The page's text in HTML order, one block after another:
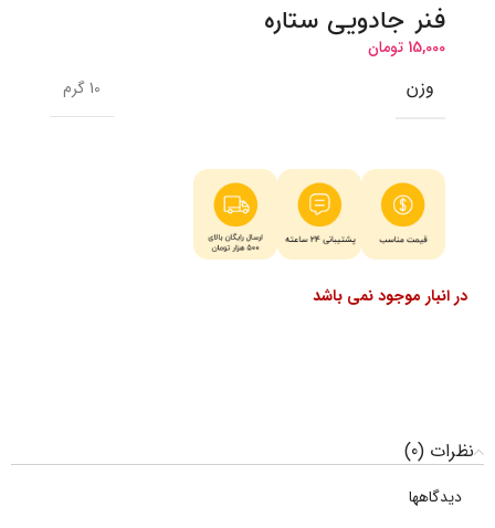
فنر جادویی ستاره
15,000 تومان
وزن 10 گرم
در انبار موجود نمی باشد
نظرات (0)
دیدگاهها